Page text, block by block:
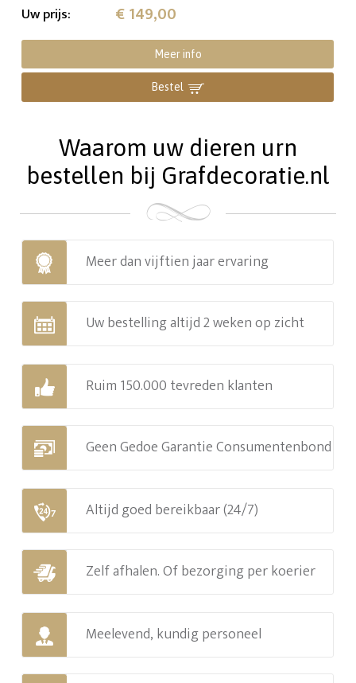
Uw prijs: € 149,00
Meer info
Bestel
Waarom uw dieren urn
bestellen bij Grafdecoratie.nl
Meer dan vijftien jaar ervaring
Uw bestelling altijd 2 weken op zicht
Ruim 150.000 tevreden klanten
Geen Gedoe Garantie Consumentenbond
Altijd goed bereikbaar (24/7)
Zelf afhalen. Of bezorging per koerier
Meelevend, kundig personeel